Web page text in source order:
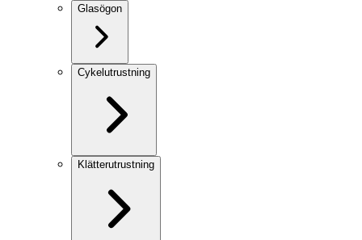
Glasögon
Cykelutrustning
Klätterutrustning